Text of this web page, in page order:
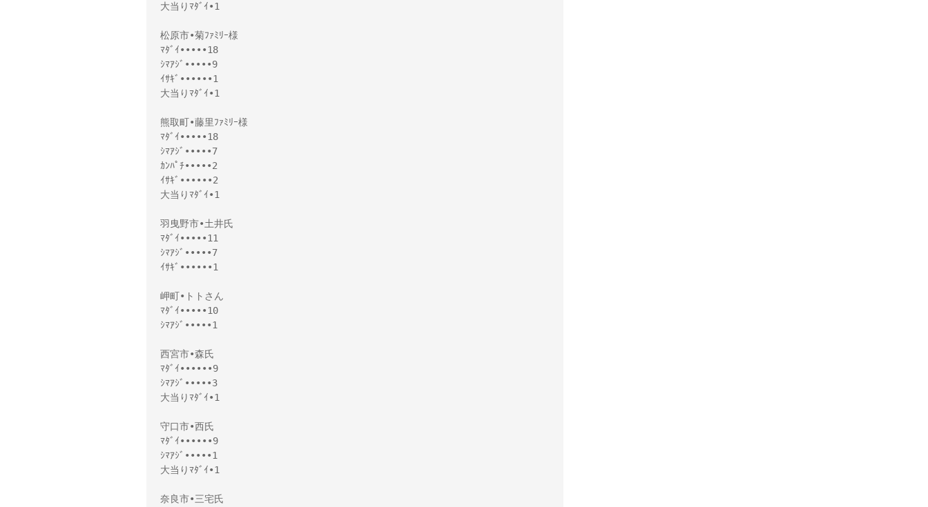
大当りﾏﾀﾞｲ•1
松原市•菊ﾌｧﾐﾘｰ様
ﾏﾀﾞｲ•••••18
ｼﾏｱｼﾞ•••••9
ｲｻｷﾞ••••••1
大当りﾏﾀﾞｲ•1
熊取町•藤里ﾌｧﾐﾘｰ様
ﾏﾀﾞｲ•••••18
ｼﾏｱｼﾞ•••••7
ｶﾝﾊﾟﾁ•••••2
ｲｻｷﾞ••••••2
大当りﾏﾀﾞｲ•1
羽曳野市•土井氏
ﾏﾀﾞｲ•••••11
ｼﾏｱｼﾞ•••••7
ｲｻｷﾞ••••••1
岬町•トトさん
ﾏﾀﾞｲ•••••10
ｼﾏｱｼﾞ•••••1
西宮市•森氏
ﾏﾀﾞｲ••••••9
ｼﾏｱｼﾞ•••••3
大当りﾏﾀﾞｲ•1
守口市•西氏
ﾏﾀﾞｲ••••••9
ｼﾏｱｼﾞ•••••1
大当りﾏﾀﾞｲ•1
奈良市•三宅氏